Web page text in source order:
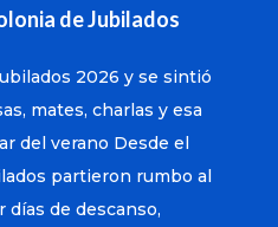
de Jubilados
2026 y se sintió
mates, charlas y esa
del verano Desde el
partieron rumbo al
de descanso,